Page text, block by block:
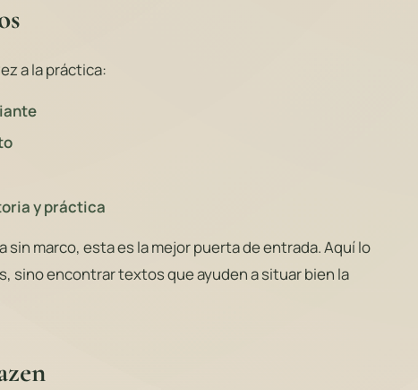
a la práctica:
y práctica
marco, esta es la mejor puerta de entrada. Aquí lo
sino encontrar textos que ayuden a situar bien la